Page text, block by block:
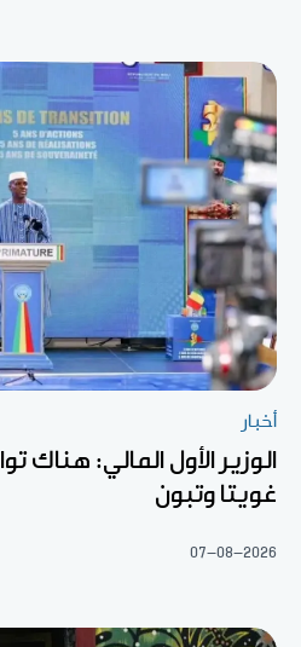
أخبار
الوزير الأول المالي: هناك
غويتا وتبون
07-08-2026